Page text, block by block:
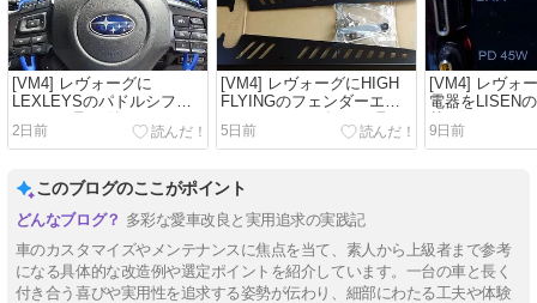
[VM4] レヴォーグに
LEXLEYSのパドルシフト
カバーを取り付けてみた！
2日前
[VM4] レヴォーグにHIGH
FLYINGのフェンダーエア
アウトレットダクトを取り
付けてみた！
5日前
[VM4] レヴォ
電器をLISEN
替えてみた！
9日前
このブログのここがポイント
多彩な愛車改良と実用追求の実践記
車のカスタマイズやメンテナンスに焦点を当て、素人から上級者まで参考
になる具体的な改造例や選定ポイントを紹介しています。一台の車と長く
付き合う喜びや実用性を追求する姿勢が伝わり、細部にわたる工夫や体験